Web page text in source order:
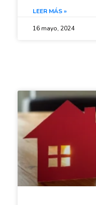
LEER MÁS »
16 mayo, 2024